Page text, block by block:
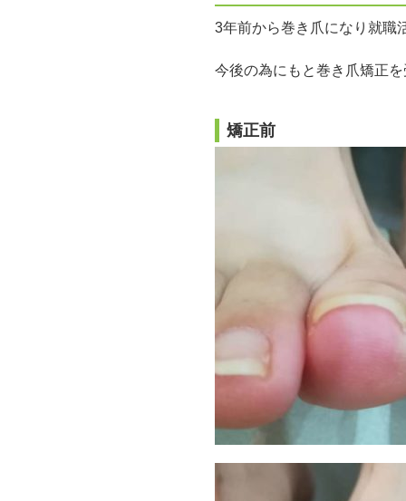
3年前から巻き爪になり就職
今後の為にもと巻き爪矯正
矯正前